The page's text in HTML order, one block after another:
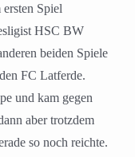
Spiel
HSC BW
beiden Spiele
FC Latferde.
und kam gegen
aber trotzdem
so noch reichte.